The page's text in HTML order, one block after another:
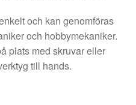
och kan genomföras
och hobbymekaniker.
plats med skruvar eller
till hands.